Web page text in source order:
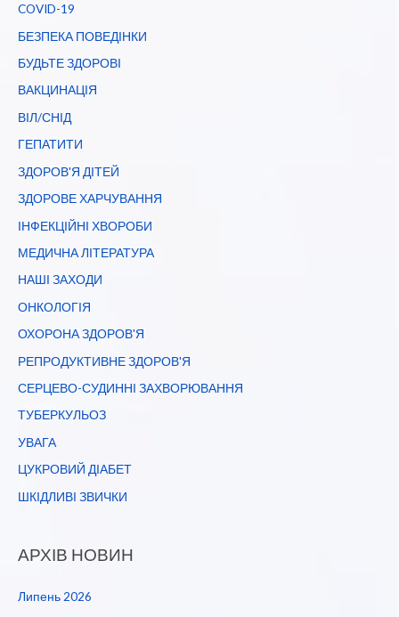
COVID-19
БЕЗПЕКА ПОВЕДІНКИ
БУДЬТЕ ЗДОРОВІ
ВАКЦИНАЦІЯ
ВІЛ/СНІД
ГЕПАТИТИ
ЗДОРОВ'Я ДІТЕЙ
ЗДОРОВЕ ХАРЧУВАННЯ
ІНФЕКЦІЙНІ ХВОРОБИ
МЕДИЧНА ЛІТЕРАТУРА
НАШІ ЗАХОДИ
ОНКОЛОГІЯ
ОХОРОНА ЗДОРОВ'Я
РЕПРОДУКТИВНЕ ЗДОРОВ'Я
СЕРЦЕВО-СУДИННІ ЗАХВОРЮВАННЯ
ТУБЕРКУЛЬОЗ
УВАГА
ЦУКРОВИЙ ДІАБЕТ
ШКІДЛИВІ ЗВИЧКИ
АРХІВ НОВИН
Липень 2026